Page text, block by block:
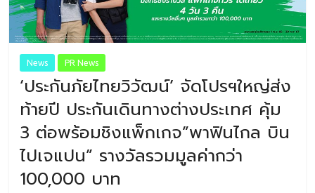
News PR News
‘ประกันภัยไทยวิวัฒน์’ จัดโปรฯใหญ่ส่ง
ท้ายปี ประกันเดินทางต่างประเทศ คุ้ม
3 ต่อพร้อมชิงแพ็กเกจ”พาฟินไกล บิน
ไปเจแปน” รางวัลรวมมูลค่ากว่า
100,000 บาท